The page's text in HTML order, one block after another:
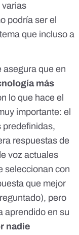
varias
podría ser el
que incluso a
asegura que en
más
lo que hace el
importante: el
predefinidas,
respuestas de
voz actuales
seleccionan con
que mejor
pero
aprendido en su
nadie